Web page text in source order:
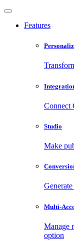
Features
Connect
Studio
Make
Multi-
Manage
option